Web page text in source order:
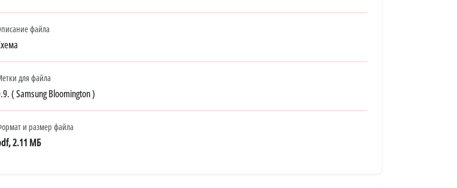
файла
для файла
( Samsung Bloomington )
и размер файла
2.11 МБ